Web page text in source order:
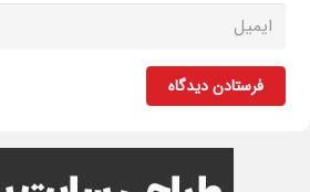
فرستادن دیدگاه